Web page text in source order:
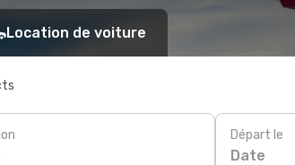
Location de voiture
Départ le
Date